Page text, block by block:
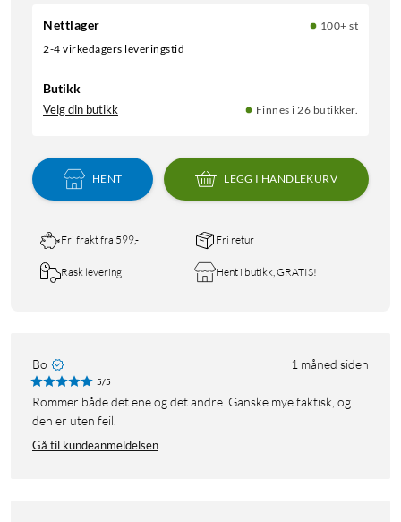
Nettlager
100+ st
2-4 virkedagers leveringstid
Butikk
Velg din butikk Finnes i 26 butikker.
HENT LEGG I HANDLEKURV
Fri frakt fra 599,- Fri retur
Rask levering Hent i butikk, GRATIS!
Bo 1 måned siden
5/5
Rommer både det ene og det andre. Ganske mye faktisk, og
den er uten feil.
Gå til kundeanmeldelsen